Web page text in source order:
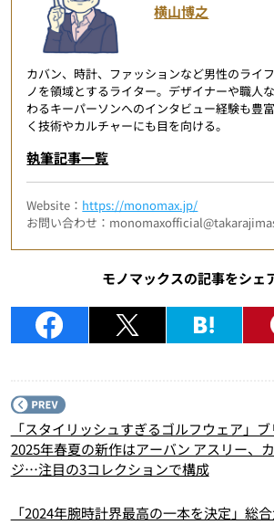
横山博之
カバン、時計、ファッションなど男性のライ
ノを領域とするライター。デザイナーや職人
わるキーパーソンへのインタビュー経験も豊
く技術やカルチャーにも目を向ける。
執筆記事一覧
Website： https://monomax.jp/
お問い合わせ：
モノマックスの記事をシェ
「スタイリッシュすぎるゴルフウェア」
2025年春夏の新作はアーバン アスリー、
ジ…注目の3コレクションで構成
「2024年腕時計界最高の一本を決定」総